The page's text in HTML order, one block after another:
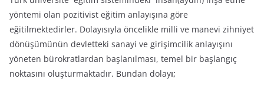
yöntemi olan pozitivist eğitim anlayışına göre
eğitilmektedirler. Dolayısıyla öncelikle milli ve manevi zihniyet
dönüşümünün devletteki sanayi ve girişimcilik anlayışını
yöneten bürokratlardan başlanılması, temel bir başlangıç
noktasını oluşturmaktadır. Bundan dolayı;